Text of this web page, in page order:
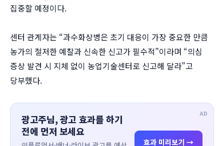
집중할 예정이다.
센터 관계자는 “과수화상병은 초기 대응이 가장 중요한 만큼
농가의 철저한 예찰과 신속한 신고가 필수적”이라며 “의심
증상 발견 시 지체 없이 농업기술센터로 신고해 달라”고
당부했다.
AD
광고주님, 광고 효과를 하기
전에 먼저 보세요
효과 미리보기 →